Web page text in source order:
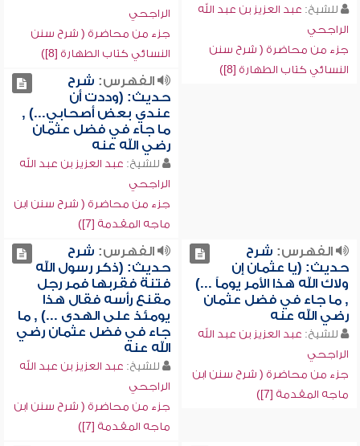
للشيخ: عبد العزيز بن عبد الله
الراجحي
جزء من محاضرة ( شرح سنن
النسائي كتاب الطهارة [8])
الراجحي
جزء من محاضرة ( شرح سنن
النسائي كتاب الطهارة [8])
الفهرس: شرح
حديث: (وددت أن
عندي بعض أصحابي...) ,
ما جاء في فضل عثمان
رضي الله عنه
للشيخ: عبد العزيز بن عبد الله
الراجحي
جزء من محاضرة ( شرح سنن ابن
ماجه المقدمة [7])
الفهرس: شرح
حديث: (يا عثمان إن
ولاك الله هذا الأمر يوماً ...)
, ما جاء في فضل عثمان
رضي الله عنه
للشيخ: عبد العزيز بن عبد الله
الراجحي
جزء من محاضرة ( شرح سنن ابن
ماجه المقدمة [7])
الفهرس: شرح
حديث: (ذكر رسول الله
فتنة فقربها فمر رجل
مقنع رأسه فقال هذا
يومئذ على الهدى ...) , ما
جاء في فضل عثمان رضي
الله عنه
للشيخ: عبد العزيز بن عبد الله
الراجحي
جزء من محاضرة ( شرح سنن ابن
ماجه المقدمة [7])